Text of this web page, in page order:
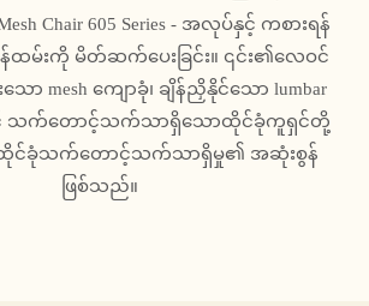
Chair 605 Series - အလုပ်နှင့် ကစားရန်
ထမ်းကို မိတ်ဆက်ပေးခြင်း။ ၎င်း၏လေဝင်
mesh ကျောခုံ၊ ချိန်ညှိနိုင်သော lumbar
သက်တောင့်သက်သာရှိသောထိုင်ခုံကူရှင်တို့
ထိုင်ခုံသက်တောင့်သက်သာရှိမှု၏ အဆုံးစွန်
ဖြစ်သည်။